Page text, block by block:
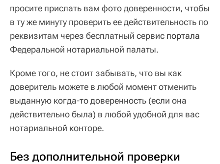
просите прислать вам фото доверенности, чтобы
в ту же минуту проверить ее действительность по
реквизитам через бесплатный сервис портала
Федеральной нотариальной палаты.
Кроме того, не стоит забывать, что вы как
доверитель можете в любой момент отменить
выданную когда-то доверенность (если она
действительно была) в любой удобной для вас
нотариальной конторе.
Без дополнительной проверки